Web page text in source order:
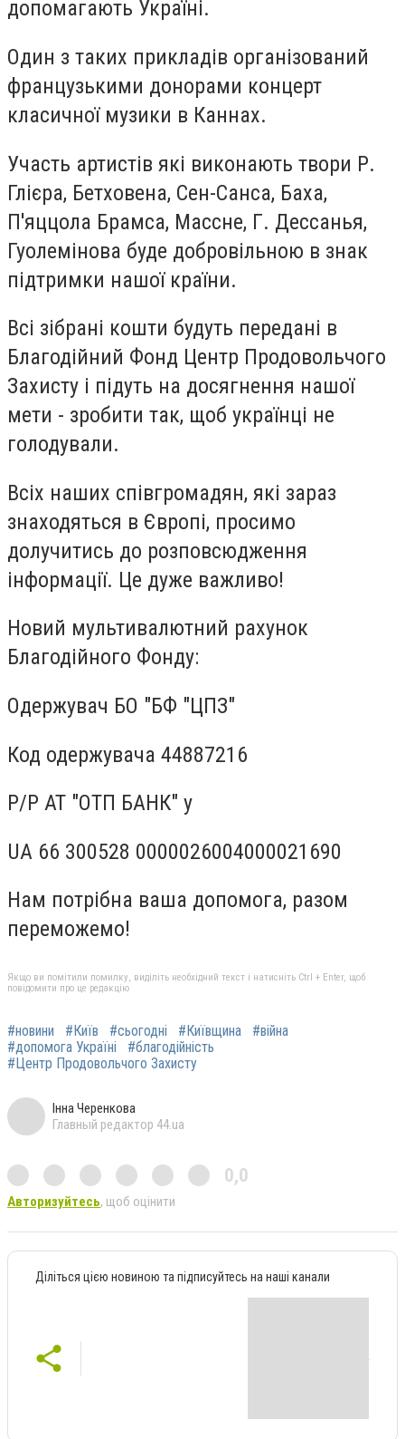
допомагають Україні.
Один з таких прикладів організований
французькими донорами концерт
класичної музики в Каннах.
Участь артистів які виконають твори Р.
Глієра, Бетховена, Сен-Санса, Баха,
П'яццола Брамса, Массне, Г. Дессанья,
Гуолемінова буде добровільною в знак
підтримки нашої країни.
Всі зібрані кошти будуть передані в
Благодійний Фонд Центр Продовольчого
Захисту і підуть на досягнення нашої
мети - зробити так, щоб українці не
голодували.
Всіх наших співгромадян, які зараз
знаходяться в Європі, просимо
долучитись до розповсюдження
інформації. Це дуже важливо!
Новий мультивалютний рахунок
Благодійного Фонду:
Одержувач БО "БФ "ЦПЗ"
Код одержувача 44887216
Р/Р АТ "ОТП БАНК" у
UA 66 300528 0000026004000021690
Нам потрібна ваша допомога, разом
переможемо!
Якщо ви помітили помилку, виділіть необхідний текст і натисніть Ctrl + Enter, щоб
повідомити про це редакцію
#новини #Київ #сьогодні #Київщина
#війна
#допомога Україні
#благодійність
#Центр Продовольчого Захисту
Інна Черенкова
Главный редактор 44.ua
0,0
Авторизуйтесь, щоб оцінити
Діліться цією новиною та підписуйтесь на наші канали